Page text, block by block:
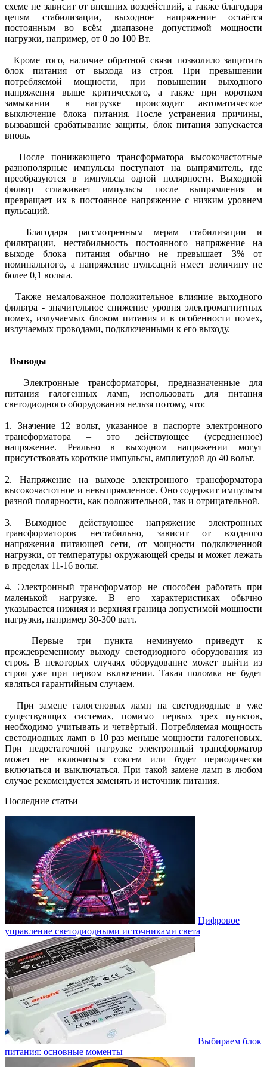
схеме не зависит от внешних воздействий, а также благодаря
цепям стабилизации, выходное напряжение остаётся
постоянным во всём диапазоне допустимой мощности
нагрузки, например, от 0 до 100 Вт.
Кроме того, наличие обратной связи позволило защитить
блок питания от выхода из строя. При превышении
потребляемой мощности, при повышении выходного
напряжения выше критического, а также при коротком
замыкании в нагрузке происходит автоматическое
выключение блока питания. После устранения причины,
вызвавшей срабатывание защиты, блок питания запускается
вновь.
После понижающего трансформатора высокочастотные
разнополярные импульсы поступают на выпрямитель, где
преобразуются в импульсы одной полярности. Выходной
фильтр сглаживает импульсы после выпрямления и
превращает их в постоянное напряжение с низким уровнем
пульсаций.
Благодаря рассмотренным мерам стабилизации и
фильтрации, нестабильность постоянного напряжение на
выходе блока питания обычно не превышает 3% от
номинального, а напряжение пульсаций имеет величину не
более 0,1 вольта.
Также немаловажное положительное влияние выходного
фильтра - значительное снижение уровня электромагнитных
помех, излучаемых блоком питания и в особенности помех,
излучаемых проводами, подключенными к его выходу.
Выводы
Электронные трансформаторы, предназначенные для
питания галогенных ламп, использовать для питания
светодиодного оборудования нельзя потому, что:
1. Значение 12 вольт, указанное в паспорте электронного
трансформатора – это действующее (усредненное)
напряжение. Реально в выходном напряжении могут
присутствовать короткие импульсы, амплитудой до 40 вольт.
2. Напряжение на выходе электронного трансформатора
высокочастотное и невыпрямленное. Оно содержит импульсы
разной полярности, как положительной, так и отрицательной.
3. Выходное действующее напряжение электронных
трансформаторов нестабильно, зависит от входного
напряжения питающей сети, от мощности подключенной
нагрузки, от температуры окружающей среды и может лежать
в пределах 11-16 вольт.
4. Электронный трансформатор не способен работать при
маленькой нагрузке. В его характеристиках обычно
указывается нижняя и верхняя граница допустимой мощности
нагрузки, например 30-300 ватт.
Первые три пункта неминуемо приведут к
преждевременному выходу светодиодного оборудования из
строя. В некоторых случаях оборудование может выйти из
строя уже при первом включении. Такая поломка не будет
являться гарантийным случаем.
При замене галогеновых ламп на светодиодные в уже
существующих системах, помимо первых трех пунктов,
необходимо учитывать и четвёртый. Потребляемая мощность
светодиодных ламп в 10 раз меньше мощности галогеновых.
При недостаточной нагрузке электронный трансформатор
может не включиться совсем или будет периодически
включаться и выключаться. При такой замене ламп в любом
случае рекомендуется заменять и источник питания.
Последние статьи
Цифровое
управление светодиодными источниками света
Выбираем блок
питания: основные моменты